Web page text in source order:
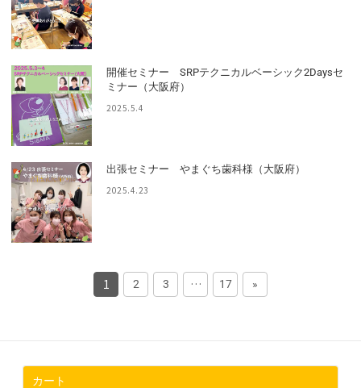
開催セミナー SRPテクニカルベーシック2Daysセ
ミナー（大阪府）
2025.5.4
出張セミナー やまぐち歯科様（大阪府）
2025.4.23
1 2 3 … 17 »
カート